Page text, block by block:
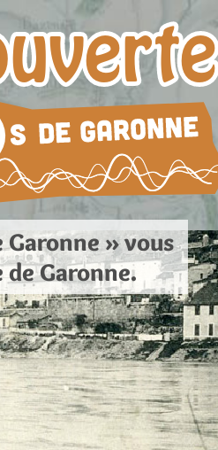
» vous
Garonne.